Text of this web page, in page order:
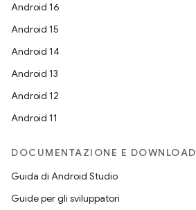
Android 16
Android 15
Android 14
Android 13
Android 12
Android 11
DOCUMENTAZIONE E DOWNLOAD
Guida di Android Studio
Guide per gli sviluppatori